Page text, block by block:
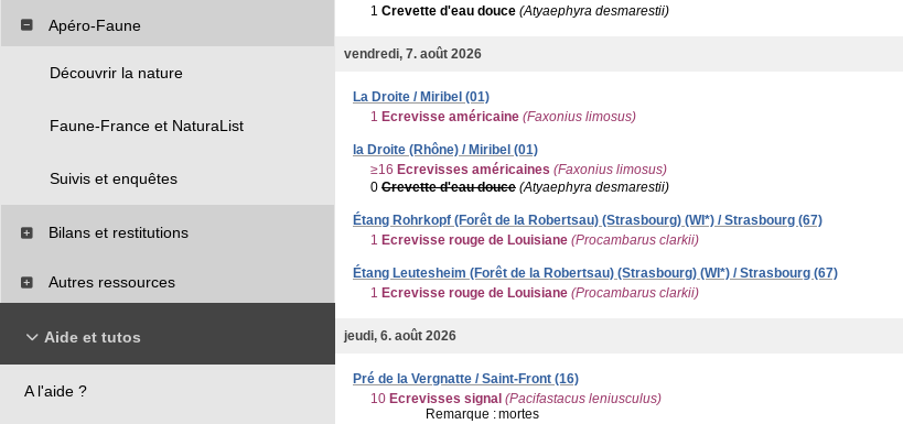
Apéro-Faune
Découvrir la nature
Faune-France et NaturaList
Suivis et enquêtes
Bilans et restitutions
Autres ressources
Aide et tutos
A l'aide ?
1 Crevette d'eau douce (Atyaephyra desmarestii)
vendredi, 7. août 2026
La Droite / Miribel (01)
1 Ecrevisse américaine (Faxonius limosus)
la Droite (Rhône) / Miribel (01)
≥16 Ecrevisses américaines (Faxonius limosus)
0 Crevette d'eau douce (Atyaephyra desmarestii)
Étang Rohrkopf (Forêt de la Robertsau) (Strasbourg) (WI*) / Strasbourg (67)
1 Ecrevisse rouge de Louisiane (Procambarus clarkii)
Étang Leutesheim (Forêt de la Robertsau) (Strasbourg) (WI*) / Strasbourg (67)
1 Ecrevisse rouge de Louisiane (Procambarus clarkii)
jeudi, 6. août 2026
Pré de la Vergnatte / Saint-Front (16)
10 Ecrevisses signal (Pacifastacus leniusculus)
Remarque :mortes